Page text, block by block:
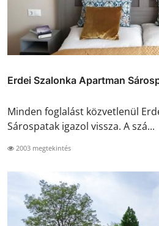
Erdei Szalonka Apartman
Minden foglalást közvetlenül
Sárospatak igazol vissza. A szá...
2003 megtekintés